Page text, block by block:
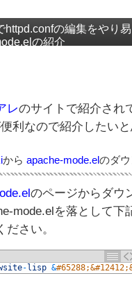
httpd.confの編集をやり
の紹介
レのサイトで紹介され
利なので紹介したいと
から apache-mode.elのダ
のページからダウ
mode.elを落として下
ださい。
- lisp &